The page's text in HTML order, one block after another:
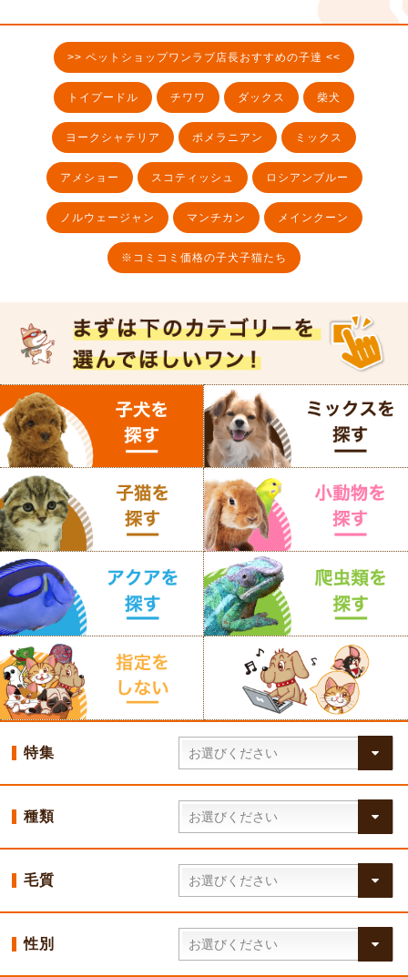
>> ペットショップワンラブ店長おすすめの子達 <<
トイプードル チワワ ダックス 柴犬
ヨークシャテリア ポメラニアン ミックス
アメショー スコティッシュ ロシアンブルー
ノルウェージャン マンチカン メインクーン
※コミコミ価格の子犬子猫たち
特集
種類
毛質
性別